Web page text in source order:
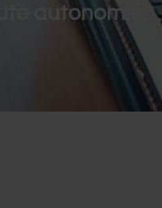
autonomie.